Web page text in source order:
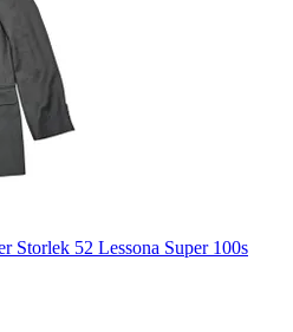
Storlek 52 Lessona Super 100s